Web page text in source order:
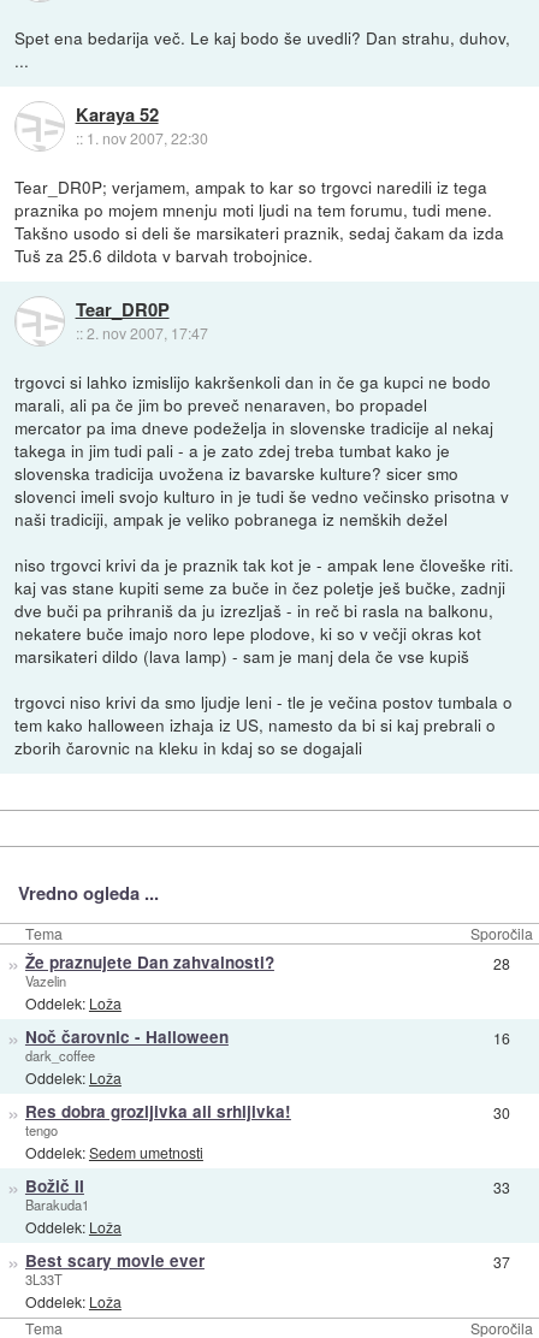
Spet ena bedarija več. Le kaj bodo še uvedli? Dan strahu, duhov,
...
Karaya 52
:: 1. nov 2007, 22:30
Tear_DR0P; verjamem, ampak to kar so trgovci naredili iz tega
praznika po mojem mnenju moti ljudi na tem forumu, tudi mene.
Takšno usodo si deli še marsikateri praznik, sedaj čakam da izda
Tuš za 25.6 dildota v barvah trobojnice.
Tear_DR0P
::2. nov 2007, 17:47
trgovci si lahko izmislijo kakršenkoli dan in če ga kupci ne bodo
marali, ali pa če jim bo preveč nenaraven, bo propadel
mercator pa ima dneve podeželja in slovenske tradicije al nekaj
takega in jim tudi pali - a je zato zdej treba tumbat kako je
slovenska tradicija uvožena iz bavarske kulture? sicer smo
slovenci imeli svojo kulturo in je tudi še vedno večinsko prisotna v
naši tradiciji, ampak je veliko pobranega iz nemških dežel
niso trgovci krivi da je praznik tak kot je - ampak lene človeške riti.
kaj vas stane kupiti seme za buče in čez poletje ješ bučke, zadnji
dve buči pa prihraniš da ju izrezljaš - in reč bi rasla na balkonu,
nekatere buče imajo noro lepe plodove, ki so v večji okras kot
marsikateri dildo (lava lamp) - sam je manj dela če vse kupiš
trgovci niso krivi da smo ljudje leni - tle je večina postov tumbala o
tem kako halloween izhaja iz US, namesto da bi si kaj prebrali o
zborih čarovnic na kleku in kdaj so se dogajali
Vredno ogleda ...
Tema Sporočila
Tema Sporočila
» Že praznujete Dan zahvalnosti?
Vazelin
Oddelek: Loža
28
» Noč čarovnic - Halloween
dark_coffee
Oddelek: Loža
16
» Res dobra grozljivka ali srhljivka!
tengo
Oddelek:Sedem umetnosti
30
» Božič II
Barakuda1
Oddelek: Loža
33
» Best scary movie ever
3L33T
Oddelek: Loža
37